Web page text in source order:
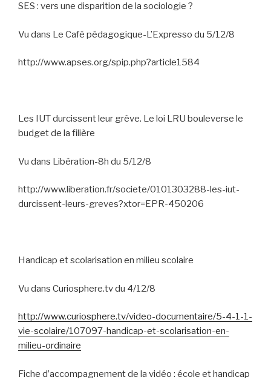
SES : vers une disparition de la sociologie ?
Vu dans Le Café pédagogique-L’Expresso du 5/12/8
http://www.apses.org/spip.php?article1584
Les IUT durcissent leur grève. Le loi LRU bouleverse le
budget de la filière
Vu dans Libération-8h du 5/12/8
http://www.liberation.fr/societe/0101303288-les-iut-
durcissent-leurs-greves?xtor=EPR-450206
Handicap et scolarisation en milieu scolaire
Vu dans Curiosphere.tv du 4/12/8
http://www.curiosphere.tv/video-documentaire/5-4-1-1-
vie-scolaire/107097-handicap-et-scolarisation-en-
milieu-ordinaire
Fiche d’accompagnement de la vidéo : école et handicap